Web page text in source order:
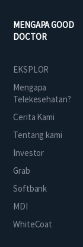
MENGAPA GOOD
DOCTOR
EKSPLOR
Mengapa
Telekesehatan?
Cerita Kami
Tentang kami
Investor
Grab
Softbank
MDI
WhiteCoat